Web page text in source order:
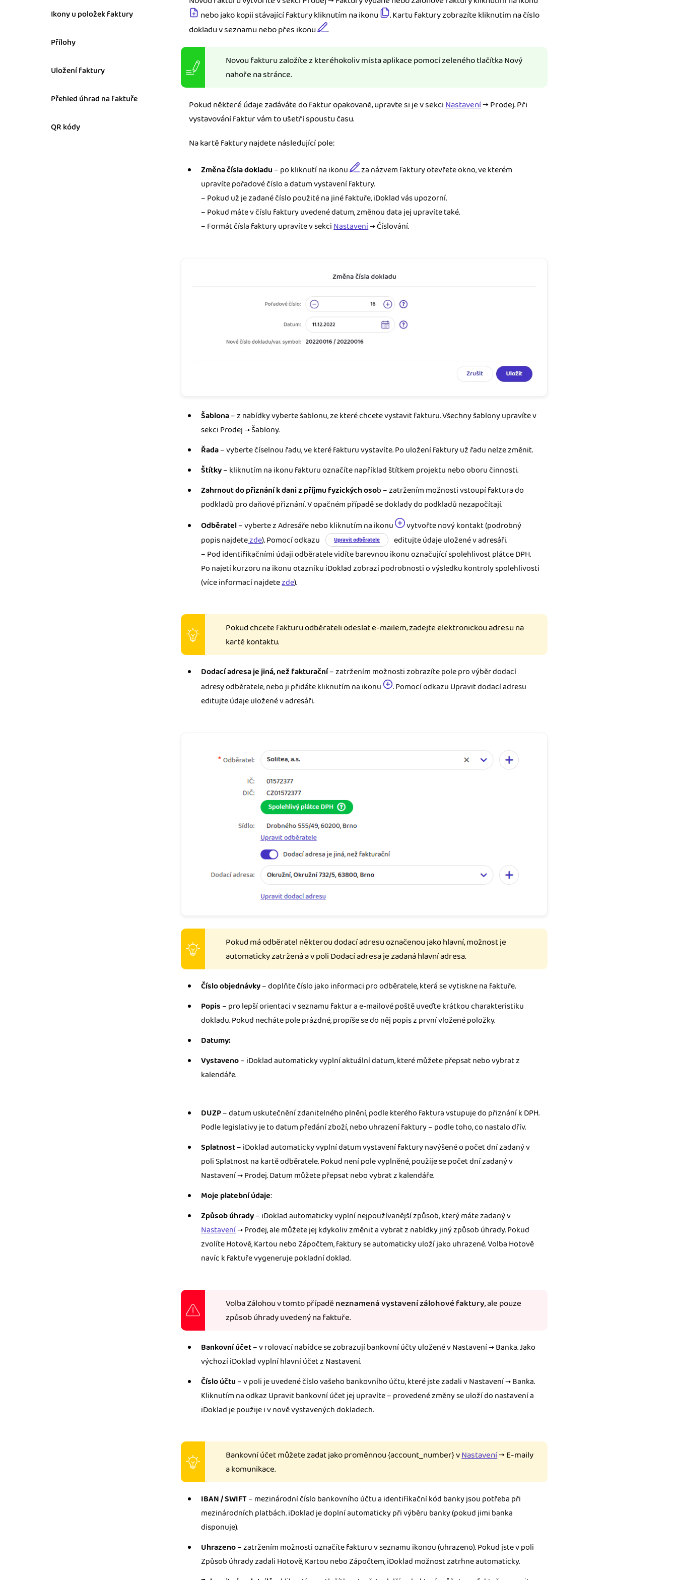
Výkazy pro úřady
Užívejte, že máte podklady pro finanční
Propojení na další systémy
Nechte iDoklad pracovat za vás. Díky
propojení s e-shopem, bankou, CRM...
Ikony u položek faktury
Přílohy
Uložení faktury
Přehled úhrad na faktuře
QR kódy
nebo jako kopii stávající faktury kliknutím na ikonu
. Kartu faktury zobrazíte kliknutím na číslo
dokladu v seznamu nebo přes ikonu
.
Novou fakturu založíte z kteréhokoliv místa aplikace pomocí zeleného tlačítka Nový
nahoře na stránce.
Pokud některé údaje zadáváte do faktur opakovaně, upravte si je v sekciNastavení→ Prodej. Při
vystavování faktur vám to ušetří spoustu času.
Na kartě faktury najdete následující pole:
Změna čísla dokladu – po kliknutí na ikonu
za názvem faktury otevřete okno, ve kterém
upravíte pořadové číslo a datum vystavení faktury.
– Pokud už je zadané číslo použité na jiné faktuře, iDoklad vás upozorní.
– Pokud máte v číslu faktury uvedené datum, změnou data jej upravíte také.
– Formát čísla faktury upravíte v sekciNastavení→ Číslování.
Šablona– z nabídky vyberte šablonu, ze které chcete vystavit fakturu. Všechny šablony upravíte v
sekci Prodej → Šablony.
Řada– vyberte číselnou řadu, ve které fakturu vystavíte. Po uložení faktury už řadu nelze změnit.
Štítky– kliknutím na ikonu fakturu označíte například štítkem projektu nebo oboru činnosti.
Zahrnout do přiznání k dani z příjmu fyzických osob – zatržením možnosti vstoupí faktura do
podkladů pro daňové přiznání. V opačném případě se doklady do podkladů nezapočítají.
Odběratel– vyberte z Adresáře nebo kliknutím na ikonu
vytvořte nový kontakt (podrobný
popis najdetezde). Pomocí odkazu Upravit odběratele
editujte údaje uložené v adresáři.
– Pod identifikačními údaji odběratele vidíte barevnou ikonu označující spolehlivost plátce DPH.
Po najetí kurzoru na ikonu otazníku iDoklad zobrazí podrobnosti o výsledku kontroly spolehlivosti
(více informací najdetezde).
Pokud chcete fakturu odběrateli odeslat e-mailem, zadejte elektronickou adresu na
kartě kontaktu.
Dodací adresa je jiná, než fakturační– zatržením možnosti zobrazíte pole pro výběr dodací
adresy odběratele, nebo ji přidáte kliknutím na ikonu
. Pomocí odkazu Upravit dodací adresu
editujte údaje uložené v adresáři.
Pokud má odběratel některou dodací adresu označenou jako hlavní, možnost je
automaticky zatržená a v poli Dodací adresa je zadaná hlavní adresa.
Číslo objednávky– doplňte číslo jako informaci pro odběratele, která se vytiskne na faktuře.
Popis – pro lepší orientaci v seznamu faktur a e-mailové poště uveďte krátkou charakteristiku
dokladu. Pokud necháte pole prázdné, propíše se do něj popis z první vložené položky.
Datumy:
Vystaveno– iDoklad automaticky vyplní aktuální datum, které můžete přepsat nebo vybrat z
kalendáře.
DUZP– datum uskutečnění zdanitelného plnění, podle kterého faktura vstupuje do přiznání k DPH.
Podle legislativy je to datum předání zboží, nebo uhrazení faktury – podle toho, co nastalo dřív.
Splatnost– iDoklad automaticky vyplní datum vystavení faktury navýšené o počet dní zadaný v
poli Splatnost na kartě odběratele. Pokud není pole vyplněné, použije se počet dní zadaný v
Nastavení → Prodej. Datum můžete přepsat nebo vybrat z kalendáře.
Moje platební údaje:
Způsob úhrady– iDoklad automaticky vyplní nejpoužívanější způsob, který máte zadaný v
Nastavení→ Prodej, ale můžete jej kdykoliv změnit a vybrat z nabídky jiný způsob úhrady. Pokud
zvolíte Hotově, Kartou nebo Zápočtem, faktury se automaticky uloží jako uhrazené. Volba Hotově
navíc k faktuře vygeneruje pokladní doklad.
Volba Zálohou v tomto případěneznamená vystavení zálohové faktury, ale pouze
způsob úhrady uvedený na faktuře.
Bankovní účet– v rolovací nabídce se zobrazují bankovní účty uložené v Nastavení → Banka. Jako
výchozí iDoklad vyplní hlavní účet z Nastavení.
Číslo účtu – v poli je uvedené číslo vašeho bankovního účtu, které jste zadali v Nastavení → Banka.
Kliknutím na odkaz Upravit bankovní účet jej upravíte – provedené změny se uloží do nastavení a
iDoklad je použije i v nově vystavených dokladech.
Bankovní účet můžete zadat jako proměnnou {account_number} vNastavení→ E-maily
a komunikace.
IBAN / SWIFT– mezinárodní číslo bankovního účtu a identifikační kód banky jsou potřeba při
mezinárodních platbách. iDoklad je doplní automaticky při výběru banky (pokud jimi banka
disponuje).
Uhrazeno– zatržením možnosti označíte fakturu v seznamu ikonou (uhrazeno). Pokud jste v poli
Způsob úhrady zadali Hotově, Kartou nebo Zápočtem, iDoklad možnost zatrhne automaticky.